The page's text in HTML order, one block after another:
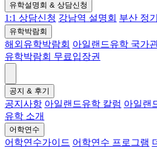
유학설명회 & 상담신청
1:1 상담신청 강남역 설명회 부산 정
유학박람회
해외유학박람회 아일랜드유학 국가
유학박람회 무료입장권
공지 & 후기
공지사항 아일랜드유학 칼럼 아일랜
유학 소개
어학연수
어학연수가이드 어학연수 프로그램